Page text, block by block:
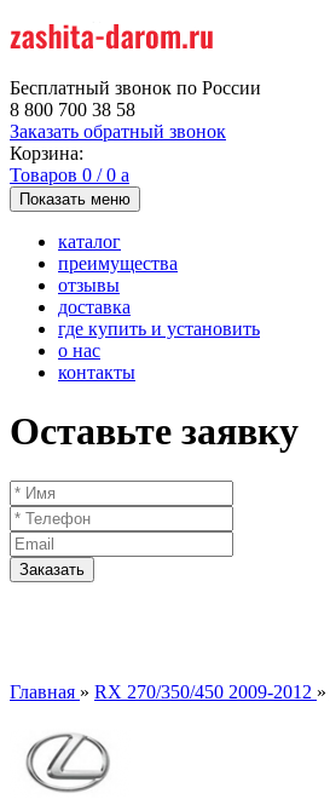
Бесплатный звонок по России
8 800 700 38 58
Заказать обратный звонок
Корзина:
Товаров 0 /0 a
Показать меню
каталог
преимущества
отзывы
доставка
где купить и установить
о нас
контакты
Оставьте заявку
Главная » RX 270/350/450 2009-2012 »